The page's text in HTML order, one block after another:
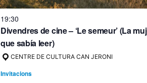
19:30
Divendres de cine – ‘Le semeur’ (La
que sabía leer)
CENTRE DE CULTURA CAN JERONI
Invitacions